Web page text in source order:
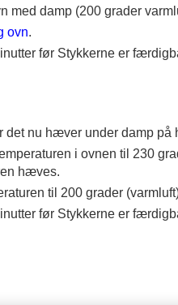
med damp (200 grader
ovn.
før Stykkerne er
det nu hæver under damp
i ovnen til 230
hæves.
til 200 grader
før Stykkerne er